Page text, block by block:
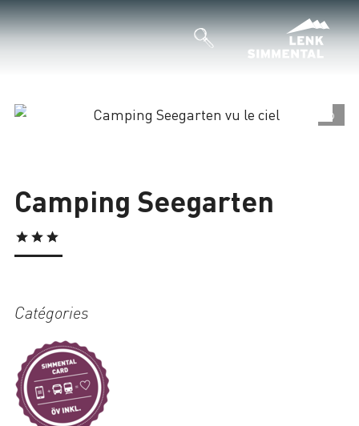
©
Camping Seegarten
Catégories